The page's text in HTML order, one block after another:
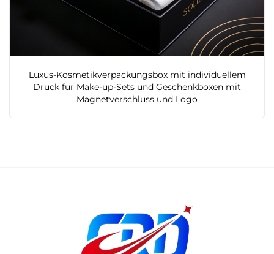
Luxus-Kosmetikverpackungsbox mit individuellem
Druck für Make-up-Sets und Geschenkboxen mit
Magnetverschluss und Logo